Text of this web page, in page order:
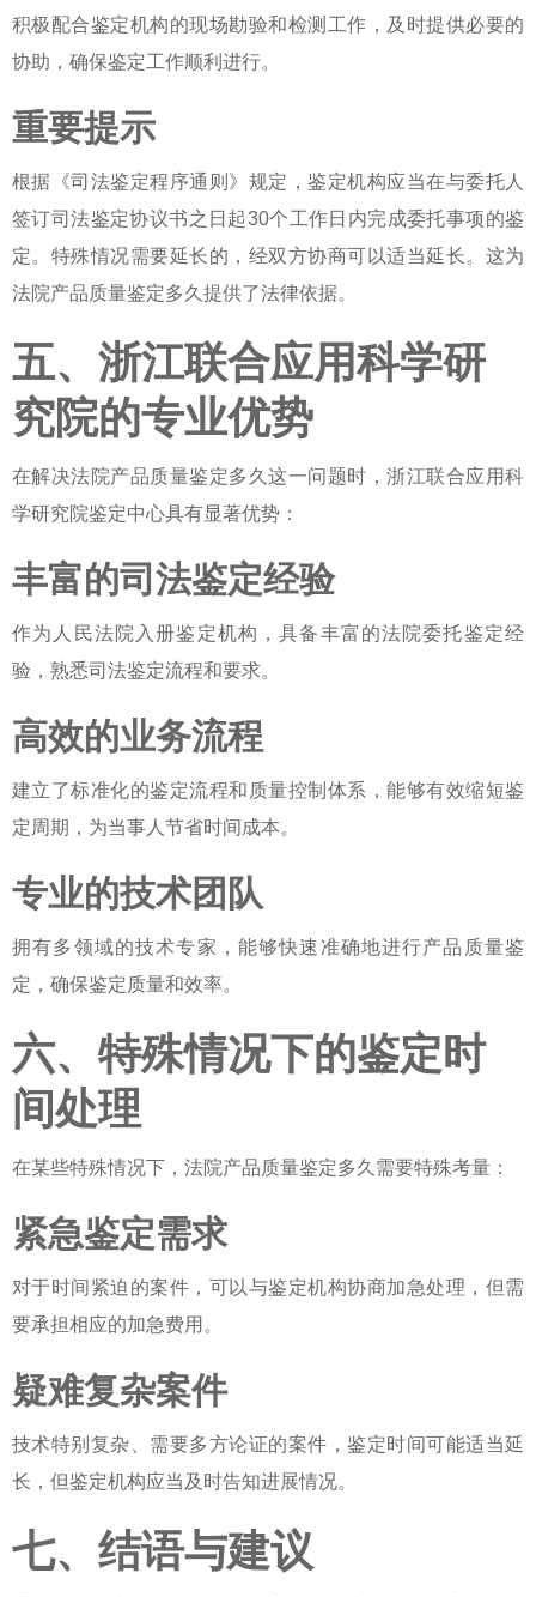
积极配合鉴定机构的现场勘验和检测工作，及时提供必要的
协助，确保鉴定工作顺利进行。
重要提示
根据《司法鉴定程序通则》规定，鉴定机构应当在与委托人
签订司法鉴定协议书之日起30个工作日内完成委托事项的鉴
定。特殊情况需要延长的，经双方协商可以适当延长。这为
法院产品质量鉴定多久 提供了法律依据。
五、浙江联合应用科学研
究院的专业优势
在解决法院产品质量鉴定多久这一问题时，浙江联合应用科
学研究院鉴定中心具有显著优势：
丰富的司法鉴定经验
作为人民法院入册鉴定机构，具备丰富的法院委托鉴定经
验，熟悉司法鉴定流程和要求。
高效的业务流程
建立了标准化的鉴定流程和质量控制体系，能够有效缩短鉴
定周期，为当事人节省时间成本。
专业的技术团队
拥有多领域的技术专家，能够快速准确地进行产品质量鉴
定，确保鉴定质量和效率。
六、特殊情况下的鉴定时
间处理
在某些特殊情况下， 法院产品质量鉴定多久 需要特殊考量：
紧急鉴定需求
对于时间紧迫的案件，可以与鉴定机构协商加急处理，但需
要承担相应的加急费用。
疑难复杂案件
技术特别复杂、需要多方论证的案件，鉴定时间可能适当延
长，但鉴定机构应当及时告知进展情况。
七、结语与建议